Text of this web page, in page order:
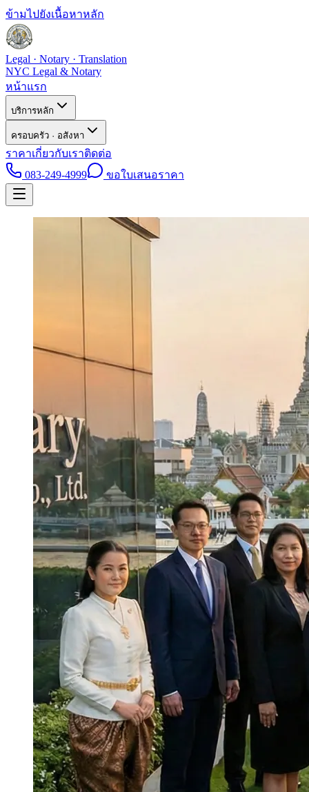
ข้ามไปยังเนื้อหาหลัก
Legal · Notary · Translation
NYC Legal & Notary
หน้าแรก
บริการหลัก
ครอบครัว · อสังหา
ราคาเกี่ยวกับเราติดต่อ
083-249-4999
ขอใบเสนอราคา